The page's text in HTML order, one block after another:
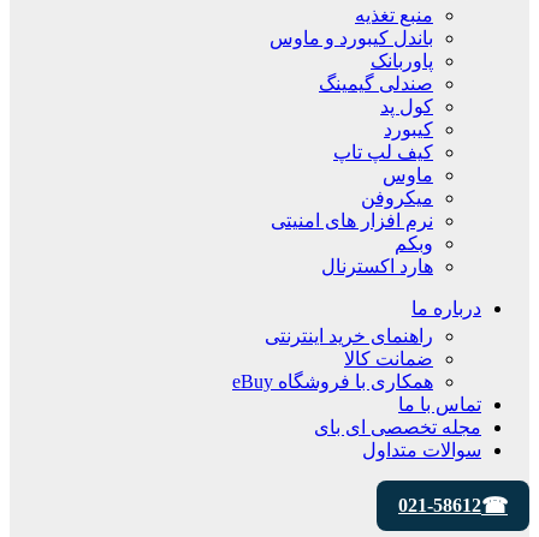
منبع تغذیه
باندل کیبورد و ماوس
پاوربانک
صندلی گیمینگ
کول پد
کیبورد
کیف لپ تاپ
ماوس
میکروفن
نرم افزار های امنیتی
وبکم
هارد اکسترنال
درباره ما
راهنمای خرید اینترنتی
ضمانت کالا
همکاری با فروشگاه eBuy
تماس با ما
مجله تخصصی ای‌ بای
سوالات متداول
021-58612